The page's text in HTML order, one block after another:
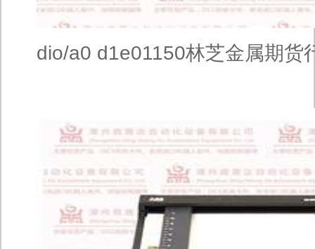
dio/a0 d1e01150林芝金属期货